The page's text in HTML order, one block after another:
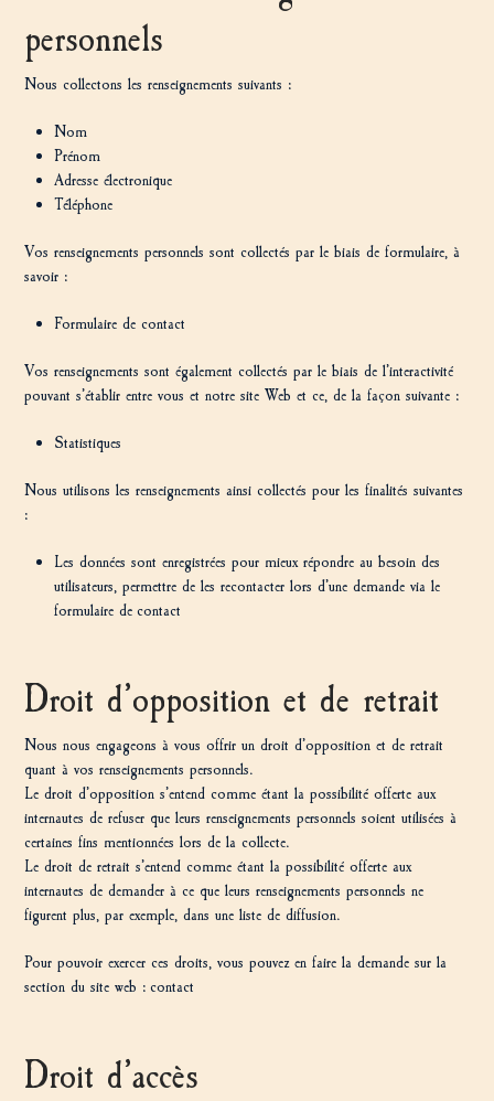
personnels
Nous collectons les renseignements suivants :
Nom
Prénom
Adresse électronique
Téléphone
Vos renseignements personnels sont collectés par le biais de formulaire, à
savoir :
Formulaire de contact
Vos renseignements sont également collectés par le biais de l’interactivité
pouvant s’établir entre vous et notre site Web et ce, de la façon suivante :
Statistiques
Nous utilisons les renseignements ainsi collectés pour les finalités suivantes
:
Les données sont enregistrées pour mieux répondre au besoin des
utilisateurs, permettre de les recontacter lors d’une demande via le
formulaire de contact
Droit d’opposition et de retrait
Nous nous engageons à vous offrir un droit d’opposition et de retrait
quant à vos renseignements personnels.
Le droit d’opposition s’entend comme étant la possibilité offerte aux
internautes de refuser que leurs renseignements personnels soient utilisées à
certaines fins mentionnées lors de la collecte.
Le droit de retrait s’entend comme étant la possibilité offerte aux
internautes de demander à ce que leurs renseignements personnels ne
figurent plus, par exemple, dans une liste de diffusion.
Pour pouvoir exercer ces droits, vous pouvez en faire la demande sur la
section du site web : contact
Droit d’accès